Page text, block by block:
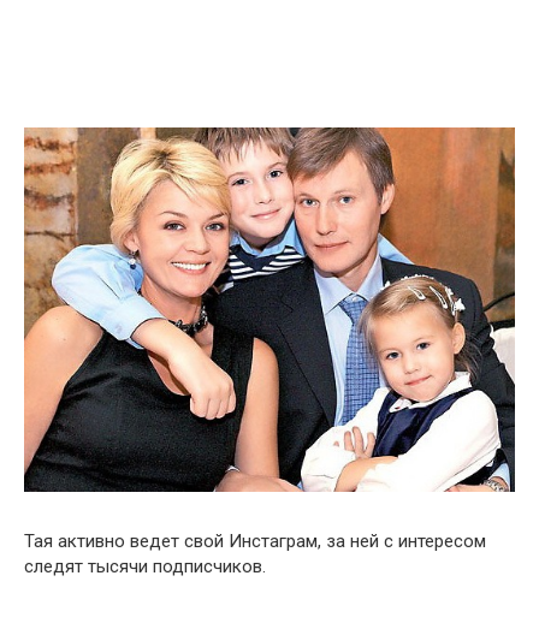
Тая активно ведет свой Инстаграм, за ней с интересом
следят тысячи подписчиков.